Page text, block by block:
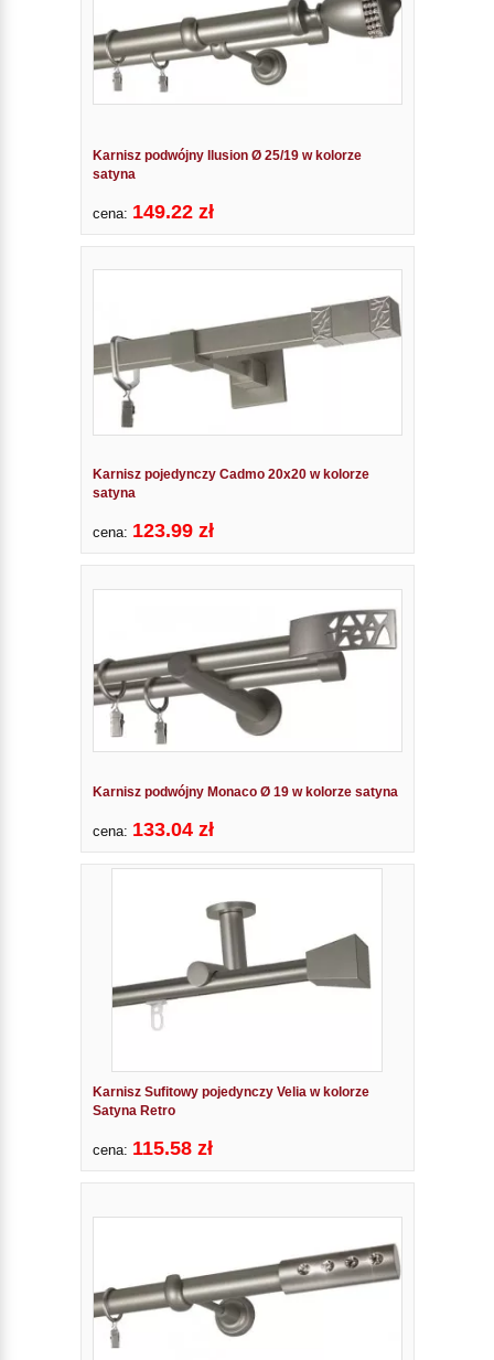
Karnisz podwójny Ilusion Ø 25/19 w kolorze
satyna
cena: 149.22 zł
Karnisz pojedynczy Cadmo 20x20 w kolorze
satyna
cena: 123.99 zł
Karnisz podwójny Monaco Ø 19 w kolorze satyna
cena: 133.04 zł
Karnisz Sufitowy pojedynczy Velia w kolorze
Satyna Retro
cena: 115.58 zł